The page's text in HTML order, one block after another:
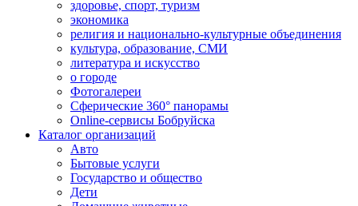
здоровье, спорт, туризм
экономика
религия и национально-культурные объединения
культура, образование, СМИ
литература и искусство
о городе
Фотогалереи
Сферические 360° панорамы
Online-сервисы Бобруйска
Каталог организаций
Авто
Бытовые услуги
Государство и общество
Дети